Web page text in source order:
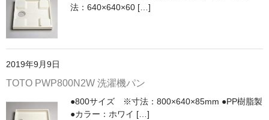
キッチン用水栓
洗面所用自動水栓
洗面所用水栓
洗濯機用水栓
単水栓
法：640×640×60 […]
2019年9月9日
TOTO PWP800N2W 洗濯機パン
●800サイズ ※寸法：800×640×85mm ●PP樹脂製
●カラー：ホワイ […]